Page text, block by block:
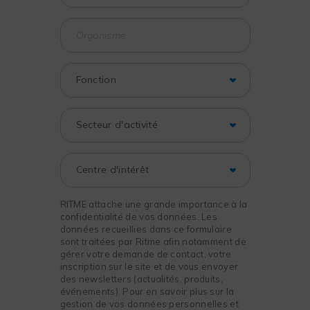
RITME attache une grande importance à la
confidentialité de vos données. Les
données recueillies dans ce formulaire
sont traitées par Ritme afin notamment de
gérer votre demande de contact, votre
inscription sur le site et de vous envoyer
des newsletters (actualités, produits,
événements). Pour en savoir plus sur la
gestion de vos données personnelles et